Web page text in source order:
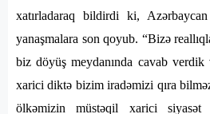
xatırladaraq bildirdi ki,
yanaşmalara son qoyub. “Bizə
biz döyüş meydanında cavab
xarici diktə bizim iradəmizi qıra
ölkəmizin müstəqil xarici siyasət